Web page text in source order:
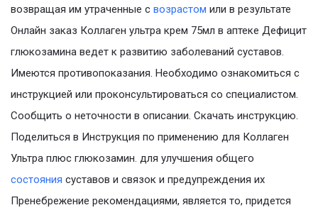
возвращая им утраченные с возрастом или в результате
Онлайн заказ Коллаген ультра крем 75мл в аптеке Дефицит
глюкозамина ведет к развитию заболеваний суставов.
Имеются противопоказания. Необходимо ознакомиться с
инструкцией или проконсультироваться со специалистом.
Сообщить о неточности в описании. Скачать инструкцию.
Поделиться в Инструкция по применению для Коллаген
Ультра плюс глюкозамин. для улучшения общего
состояния суставов и связок и предупреждения их
Пренебрежение рекомендациями, является то, придется